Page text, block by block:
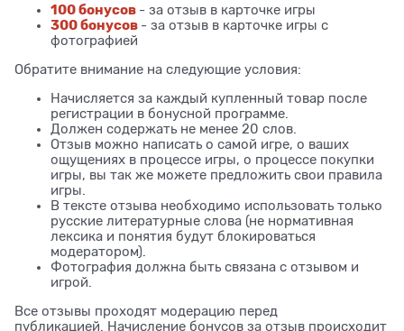
100 бонусов - за отзыв в карточке игры
300 бонусов - за отзыв в карточке игры с
фотографией
Обратите внимание на следующие условия:
Начисляется за каждый купленный товар после
регистрации в бонусной программе.
Должен содержать не менее 20 слов.
Отзыв можно написать о самой игре, о ваших
ощущениях в процессе игры, о процессе покупки
игры, вы так же можете предложить свои правила
игры.
В тексте отзыва необходимо использовать только
русские литературные слова (не нормативная
лексика и понятия будут блокироваться
модератором).
Фотография должна быть связана с отзывом и
игрой.
Все отзывы проходят модерацию перед
публикацией. Начисление бонусов за отзыв происходит